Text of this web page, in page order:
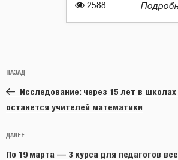
2588
по
записям
Предыдущая
запись:
НАЗАД
Исследование: через 15 лет в
останется учителей математики
Следующая
запись
ДАЛЕЕ
По 19 марта — 3 курса для педагогов